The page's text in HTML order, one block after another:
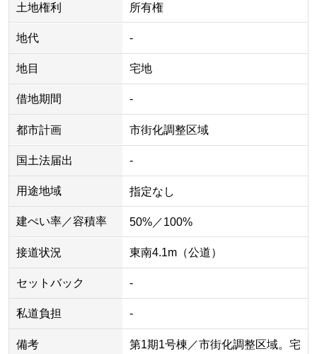
土地権利 所有権
地代 -
地目 宅地
借地期間 -
都市計画 市街化調整区域
国土法届出 -
用途地域 指定なし
建ぺい率／容積率 50%／100%
接道状況 東南4.1m（公道）
セットバック -
私道負担 -
備考
第1期1号棟／市街化調整区域。宅